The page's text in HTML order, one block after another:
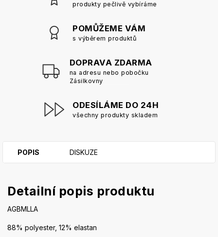
produkty pečlivě vybíráme
POMŮŽEME VÁM
s výběrem produktů
DOPRAVA ZDARMA
na adresu nebo pobočku
Zásilkovny
ODESÍLÁME DO 24H
všechny produkty skladem
POPIS DISKUZE
Detailní popis produktu
AGBMLLA
88% polyester, 12% elastan